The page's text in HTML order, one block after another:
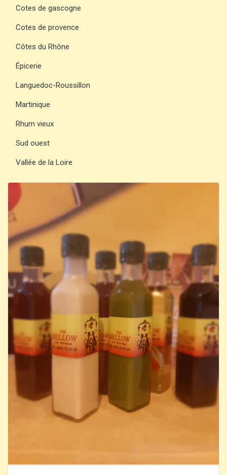
Cotes de gascogne
Cotes de provence
Côtes du Rhône
Épicerie
Languedoc-Roussillon
Martinique
Rhum vieux
Sud ouest
Vallée de la Loire